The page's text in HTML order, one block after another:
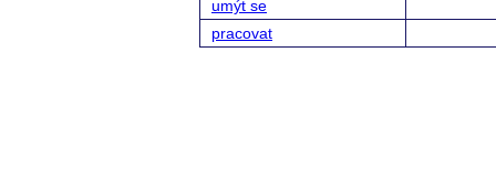
umýt se
pracovat